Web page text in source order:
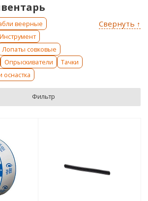
Свернуть ↑
веерные
Инструмент
Лопаты совковые
Опрыскиватели
Тачки
Фильтр